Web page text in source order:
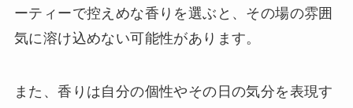
ーティーで控えめな香りを選ぶと、その場の雰囲
気に溶け込めない可能性があります。
また、香りは自分の個性やその日の気分を表現す